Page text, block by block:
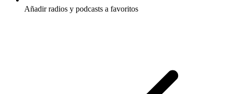
Añadir radios y podcasts a favoritos